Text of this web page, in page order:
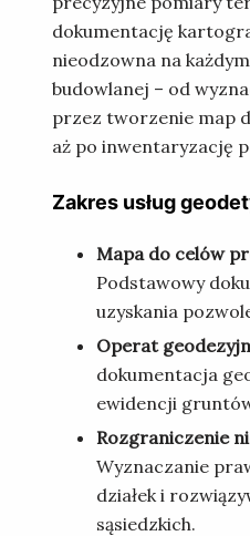
dokumentację
nieodzowna na
budowlanej – od
przez tworzenie map
aż po inwentaryzację
Zakres usług
Mapa do celów
Podstawowy
uzyskania
Operat
dokumentacja
ewidencji
Rozgraniczenie
Wyznaczanie
działek i
sąsiedzkich.